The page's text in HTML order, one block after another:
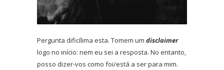
Pergunta dificílima esta. Tomem um disclaimer
logo no início: nem eu sei a resposta. No entanto,
posso dizer-vos como foi/está a ser para mim.